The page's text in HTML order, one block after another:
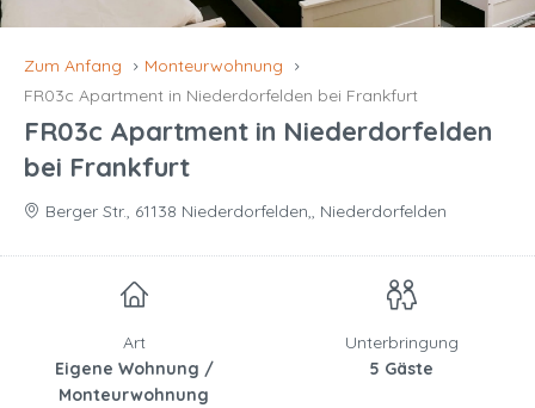
Zum Anfang
Monteurwohnung
FR03c Apartment in Niederdorfelden bei Frankfurt
FR03c Apartment in Niederdorfelden
bei Frankfurt
Berger Str., 61138 Niederdorfelden,, Niederdorfelden
Art
Eigene Wohnung /
Monteurwohnung
Unterbringung
5 Gäste